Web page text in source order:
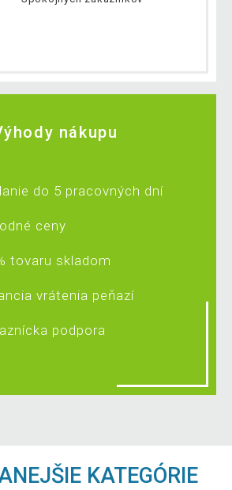
nákupu
do 5 pracovných dní
ceny
tovaru skladom
vrátenia peňazí
podpora
KATEGÓRIE